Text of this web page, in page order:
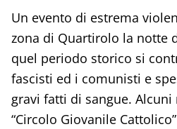
Un evento di estrema
zona di Quartirolo la notte
quel periodo storico si
fascisti ed i comunisti e
gravi fatti di sangue. Alcuni
“Circolo Giovanile